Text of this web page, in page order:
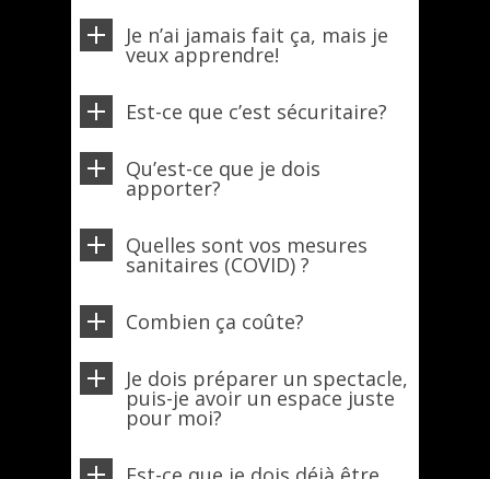
Je n’ai jamais fait ça, mais je
veux apprendre!
Est-ce que c’est sécuritaire?
Qu’est-ce que je dois
apporter?
Quelles sont vos mesures
sanitaires (COVID) ?
Combien ça coûte?
Je dois préparer un spectacle,
puis-je avoir un espace juste
pour moi?